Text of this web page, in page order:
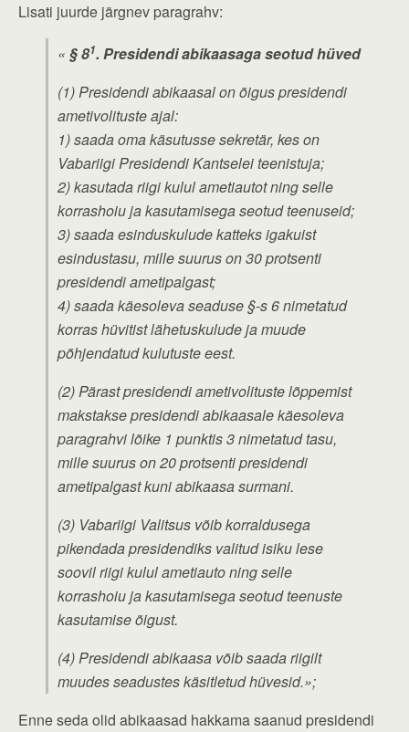
Lisati juurde järgnev paragrahv:
« § 81. Presidendi abikaasaga seotud hüved
(1) Presidendi abikaasal on õigus presidendi
ametivolituste ajal:
1) saada oma käsutusse sekretär, kes on
Vabariigi Presidendi Kantselei teenistuja;
2) kasutada riigi kulul ametiautot ning selle
korrashoiu ja kasutamisega seotud teenuseid;
3) saada esinduskulude katteks igakuist
esindustasu, mille suurus on 30 protsenti
presidendi ametipalgast;
4) saada käesoleva seaduse §-s 6 nimetatud
korras hüvitist lähetuskulude ja muude
põhjendatud kulutuste eest.
(2) Pärast presidendi ametivolituste lõppemist
makstakse presidendi abikaasale käesoleva
paragrahvi lõike 1 punktis 3 nimetatud tasu,
mille suurus on 20 protsenti presidendi
ametipalgast kuni abikaasa surmani.
(3) Vabariigi Valitsus võib korraldusega
pikendada presidendiks valitud isiku lese
soovil riigi kulul ametiauto ning selle
korrashoiu ja kasutamisega seotud teenuste
kasutamise õigust.
(4) Presidendi abikaasa võib saada riigilt
muudes seadustes käsitletud hüvesid.»;
Enne seda olid abikaasad hakkama saanud presidendi